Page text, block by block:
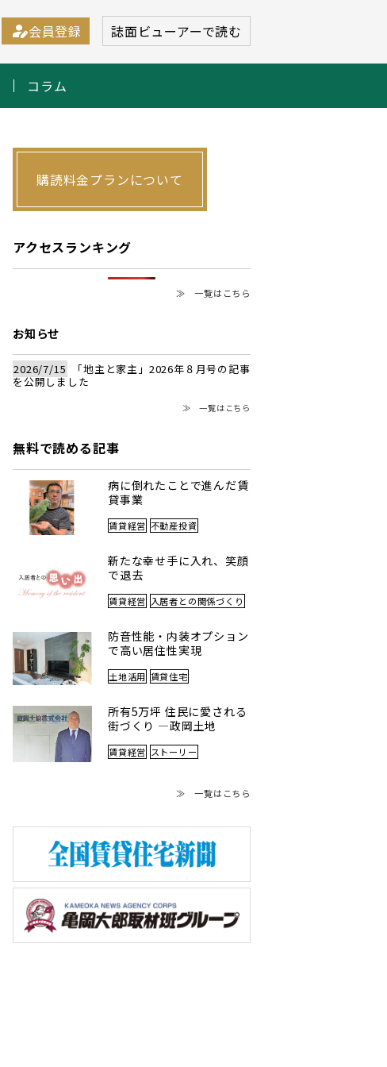
person_edit会員登録 誌面ビューアーで読む
コラム
購読料金プランについて
アクセスランキング
≫ 一覧はこちら
お知らせ
2026/7/15
「地主と家主」2026年８月号の記事
を公開しました
≫ 一覧はこちら
無料で読める記事
病に倒れたことで進んだ賃
貸事業
賃貸経営 不動産投資
新たな幸せ手に入れ、笑顔
で退去
賃貸経営 入居者との関係づくり
防音性能・内装オプション
で高い居住性実現
土地活用 賃貸住宅
所有5万坪 住民に愛される
街づくり ―政岡土地
賃貸経営 ストーリー
≫ 一覧はこちら